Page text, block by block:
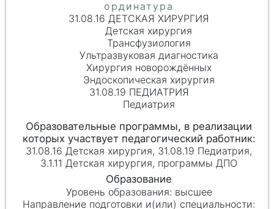
31.08.16 ДЕТСКАЯ ХИРУРГИЯ
Детская хирургия
Трансфузиология
Ультразвуковая диагностика
Хирургия новорождённых
Эндоскопическая хирургия
31.08.19 ПЕДИАТРИЯ
Педиатрия
31.08.16 Детская хирургия, 31.08.19 Педиатрия,
3.1.11 Детская хирургия, программы ДПО
высшее